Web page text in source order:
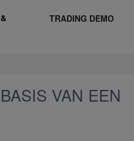
TRADING DEMO
VAN EEN